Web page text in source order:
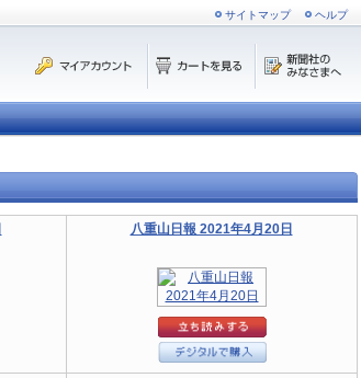
サイトマップ ヘルプ
八重山日報 2021年4月20日